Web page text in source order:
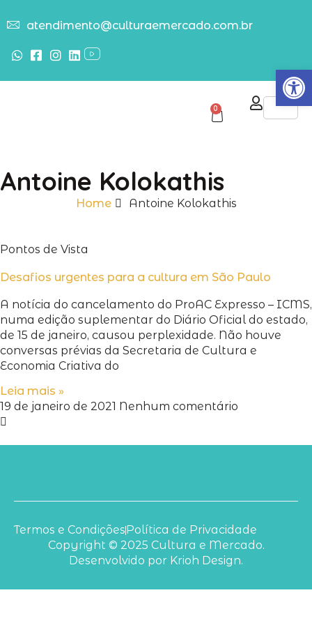
Abrir
atendimento@culturaemercado.com.br
0
Antoine Kolokathis
Home Antoine Kolokathis
Pontos de Vista
Desafios urgentes para a cultura em São Paulo
A notícia do cancelamento do ProAC Expresso – ICMS,
numa edição suplementar do Diário Oficial do estado,
de 15 de janeiro, causou perplexidade. Não houve
conversas prévias da Secretaria de Cultura e
Economia Criativa do
Leia mais »
19 de janeiro de 2021 Nenhum comentário
Copyright © 2025 Cultura e Mercado.
Desenvolvido por Krioh Design.
Termos e Condições Política de Privacidade